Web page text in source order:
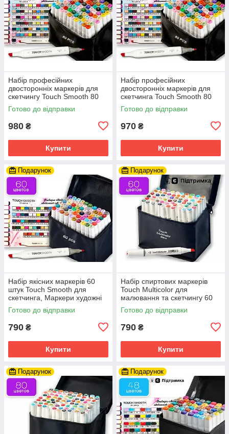
Набір професійних
двосторонніх маркерів для
скетчингу Touch Smooth 80
кольорів, художні маркери
Готово до відправки
980 ₴
Купити
Набір професійних
двосторонніх маркерів для
скетчинга Touch Smooth 80
кольорів у чохлі
Готово до відправки
970 ₴
Купити
Подарунок
Набір якісних маркерів 60
штук Touch Smooth для
скетчинга, Маркери художні
двосторонні
Готово до відправки
790 ₴
Купити
Подарунок
Набір спиртових маркерів
Touch Multicolor для
малювання та скетчингу 60
шт, фломастери для
художників
Готово до відправки
790 ₴
Купити
Подарунок Подарунок